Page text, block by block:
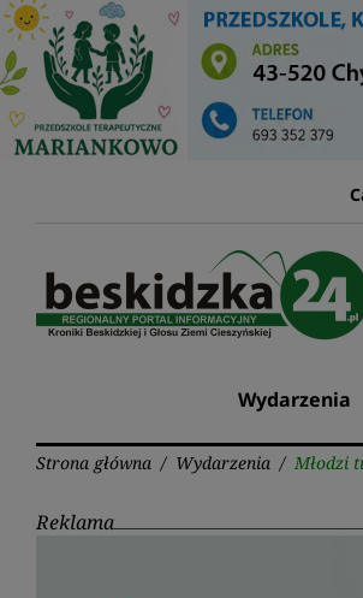
Przejdź
do
treści
Wydarzenia
Strona główna / Wydarzenia / Młodzi
Reklama